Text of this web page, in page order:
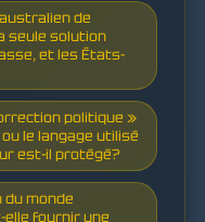
de
seule solution
et les États-
politique »
le langage utilisé
est-il protégé?
du monde
fournir une